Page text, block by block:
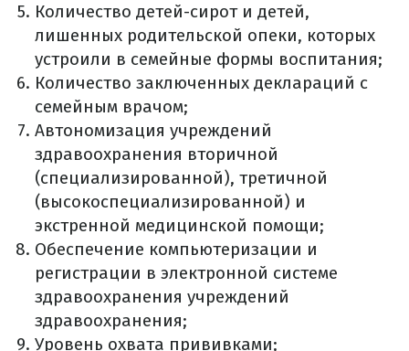
Количество детей-сирот и детей,
лишенных родительской опеки, которых
устроили в семейные формы воспитания;
Количество заключенных деклараций с
семейным врачом;
Автономизация учреждений
здравоохранения вторичной
(специализированной), третичной
(высокоспециализированной) и
экстренной медицинской помощи;
Обеспечение компьютеризации и
регистрации в электронной системе
здравоохранения учреждений
здравоохранения;
Уровень охвата прививками;